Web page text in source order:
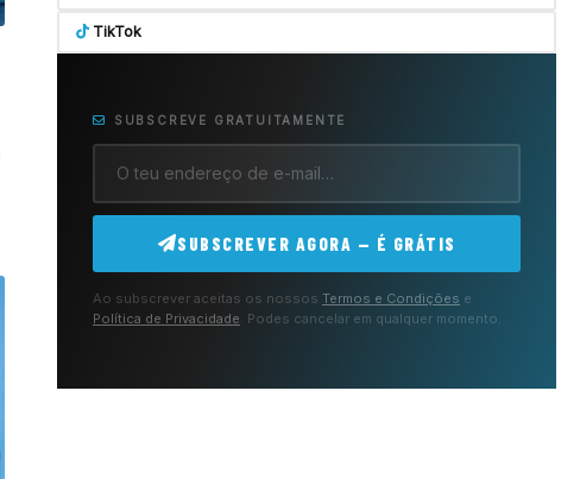
TikTok
SUBSCREVE GRATUITAMENTE
SUBSCREVER AGORA — É GRÁTIS
Ao subscrever aceitas os nossos Termos e Condições e
Política de Privacidade . Podes cancelar em qualquer momento.